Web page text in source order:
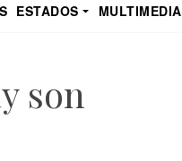
ESTADOS MULTIMEDIA
son